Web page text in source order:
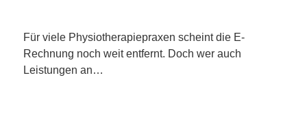
Für viele Physiotherapiepraxen scheint die E-
Rechnung noch weit entfernt. Doch wer auch
Leistungen an…